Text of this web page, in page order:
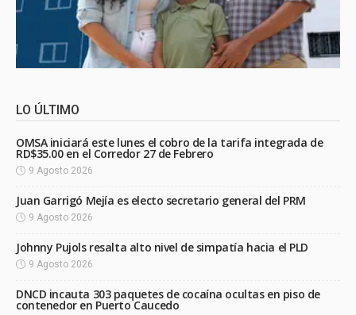
LO ÚLTIMO
OMSA iniciará este lunes el cobro de la tarifa integrada de
RD$35.00 en el Corredor 27 de Febrero
9 Agosto 2026
Juan Garrigó Mejía es electo secretario general del PRM
9 Agosto 2026
Johnny Pujols resalta alto nivel de simpatía hacia el PLD
9 Agosto 2026
DNCD incauta 303 paquetes de cocaína ocultas en piso de
contenedor en Puerto Caucedo